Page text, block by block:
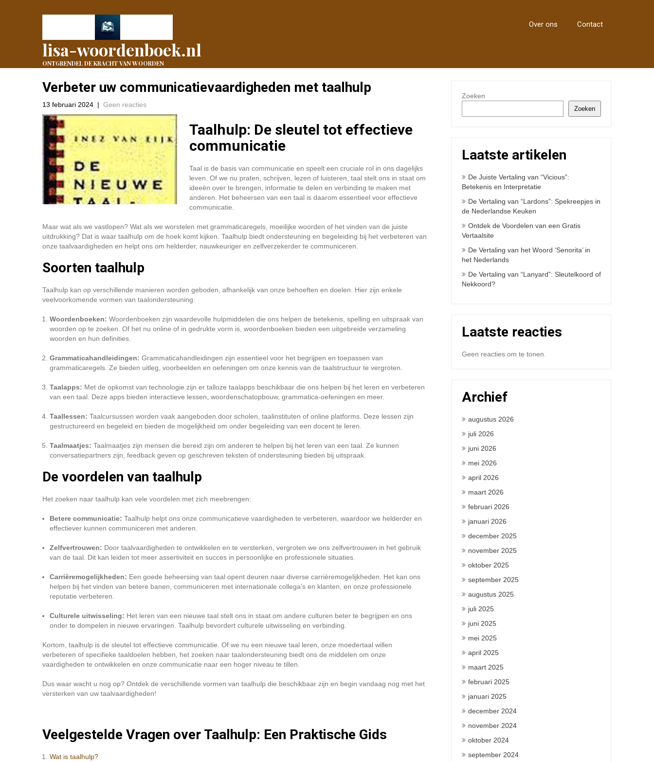
lisa-woordenboek.nl
ONTGRENDEL DE KRACHT VAN WOORDEN
Over ons Contact
Verbeter uw communicatievaardigheden met taalhulp
13 februari 2024 | Geen reacties
Taalhulp: De sleutel tot effectieve
communicatie
Taal is de basis van communicatie en speelt een cruciale rol in ons dagelijks
leven. Of we nu praten, schrijven, lezen of luisteren, taal stelt ons in staat om
ideeën over te brengen, informatie te delen en verbinding te maken met
anderen. Het beheersen van een taal is daarom essentieel voor effectieve
communicatie.
Maar wat als we vastlopen? Wat als we worstelen met grammaticaregels, moeilijke woorden of het vinden van de juiste
uitdrukking? Dat is waar taalhulp om de hoek komt kijken. Taalhulp biedt ondersteuning en begeleiding bij het verbeteren van
onze taalvaardigheden en helpt ons om helderder, nauwkeuriger en zelfverzekerder te communiceren.
Soorten taalhulp
Taalhulp kan op verschillende manieren worden geboden, afhankelijk van onze behoeften en doelen. Hier zijn enkele
veelvoorkomende vormen van taalondersteuning:
Woordenboeken: Woordenboeken zijn waardevolle hulpmiddelen die ons helpen de betekenis, spelling en uitspraak van
woorden op te zoeken. Of het nu online of in gedrukte vorm is, woordenboeken bieden een uitgebreide verzameling
woorden en hun definities.
Grammaticahandleidingen: Grammaticahandleidingen zijn essentieel voor het begrijpen en toepassen van
grammaticaregels. Ze bieden uitleg, voorbeelden en oefeningen om onze kennis van de taalstructuur te vergroten.
Taalapps: Met de opkomst van technologie zijn er talloze taalapps beschikbaar die ons helpen bij het leren en verbeteren
van een taal. Deze apps bieden interactieve lessen, woordenschatopbouw, grammatica-oefeningen en meer.
Taallessen: Taalcursussen worden vaak aangeboden door scholen, taalinstituten of online platforms. Deze lessen zijn
gestructureerd en begeleid en bieden de mogelijkheid om onder begeleiding van een docent te leren.
Taalmaatjes: Taalmaatjes zijn mensen die bereid zijn om anderen te helpen bij het leren van een taal. Ze kunnen
conversatiepartners zijn, feedback geven op geschreven teksten of ondersteuning bieden bij uitspraak.
De voordelen van taalhulp
Het zoeken naar taalhulp kan vele voordelen met zich meebrengen:
Betere communicatie: Taalhulp helpt ons onze communicatieve vaardigheden te verbeteren, waardoor we helderder en
effectiever kunnen communiceren met anderen.
Zelfvertrouwen: Door taalvaardigheden te ontwikkelen en te versterken, vergroten we ons zelfvertrouwen in het gebruik
van de taal. Dit kan leiden tot meer assertiviteit en succes in persoonlijke en professionele situaties.
Carrièremogelijkheden: Een goede beheersing van taal opent deuren naar diverse carrièremogelijkheden. Het kan ons
helpen bij het vinden van betere banen, communiceren met internationale collega’s en klanten, en onze professionele
reputatie verbeteren.
Culturele uitwisseling: Het leren van een nieuwe taal stelt ons in staat om andere culturen beter te begrijpen en ons
onder te dompelen in nieuwe ervaringen. Taalhulp bevordert culturele uitwisseling en verbinding.
Kortom, taalhulp is de sleutel tot effectieve communicatie. Of we nu een nieuwe taal leren, onze moedertaal willen
verbeteren of specifieke taaldoelen hebben, het zoeken naar taalondersteuning biedt ons de middelen om onze
vaardigheden te ontwikkelen en onze communicatie naar een hoger niveau te tillen.
Dus waar wacht u nog op? Ontdek de verschillende vormen van taalhulp die beschikbaar zijn en begin vandaag nog met het
versterken van uw taalvaardigheden!
Veelgestelde Vragen over Taalhulp: Een Praktische Gids
Wat is taalhulp?
Zoeken
Zoeken
Laatste artikelen
De Juiste Vertaling van “Vicious”:
Betekenis en Interpretatie
De Vertaling van “Lardons”: Spekreepjes in
de Nederlandse Keuken
Ontdek de Voordelen van een Gratis
Vertaalsite
De Vertaling van het Woord ‘Senorita’ in
het Nederlands
De Vertaling van “Lanyard”: Sleutelkoord of
Nekkoord?
Laatste reacties
Geen reacties om te tonen.
Archief
augustus 2026
juli 2026
juni 2026
mei 2026
april 2026
maart 2026
februari 2026
januari 2026
december 2025
november 2025
oktober 2025
september 2025
augustus 2025
juli 2025
juni 2025
mei 2025
april 2025
maart 2025
februari 2025
januari 2025
december 2024
november 2024
oktober 2024
september 2024